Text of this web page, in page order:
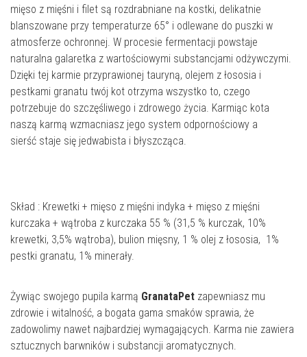
mięso z mięśni i filet są rozdrabniane na kostki, delikatnie
blanszowane przy temperaturze 65° i odlewane do puszki w
atmosferze ochronnej. W procesie fermentacji powstaje
naturalna galaretka z wartościowymi substancjami odżywczymi.
Dzięki tej karmie przyprawionej tauryną, olejem z łososia i
pestkami granatu twój kot otrzyma wszystko to, czego
potrzebuje do szczęśliwego i zdrowego życia. Karmiąc kota
naszą karmą wzmacniasz jego system odpornościowy a
sierść staje się jedwabista i błyszcząca.
Skład : Krewetki + mięso z mięśni indyka + mięso z mięśni
kurczaka + wątroba z kurczaka 55 % (31,5 % kurczak, 10%
krewetki, 3,5% wątroba), bulion mięsny, 1 % olej z łososia, 1%
pestki granatu, 1% minerały.
Żywiąc swojego pupila karmą GranataPet zapewniasz mu
zdrowie i witalność, a bogata gama smaków sprawia, że
zadowolimy nawet najbardziej wymagających. Karma nie zawiera
sztucznych barwników i substancji aromatycznych.